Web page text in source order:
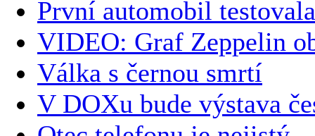
První automobil
VIDEO: Graf Zeppelin
Válka s černou smrtí
V DOXu bude výstava